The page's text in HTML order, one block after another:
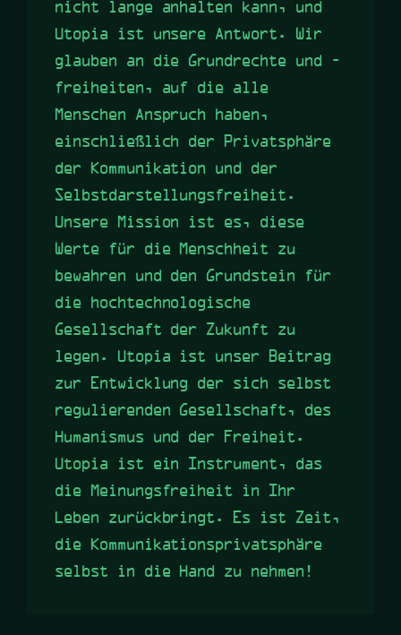
nicht lange anhalten kann, und
Utopia ist unsere Antwort. Wir
glauben an die Grundrechte und -
freiheiten, auf die alle
Menschen Anspruch haben,
einschließlich der Privatsphäre
der Kommunikation und der
Selbstdarstellungsfreiheit.
Unsere Mission ist es, diese
Werte für die Menschheit zu
bewahren und den Grundstein für
die hochtechnologische
Gesellschaft der Zukunft zu
legen. Utopia ist unser Beitrag
zur Entwicklung der sich selbst
regulierenden Gesellschaft, des
Humanismus und der Freiheit.
Utopia ist ein Instrument, das
die Meinungsfreiheit in Ihr
Leben zurückbringt. Es ist Zeit,
die Kommunikationsprivatsphäre
selbst in die Hand zu nehmen!